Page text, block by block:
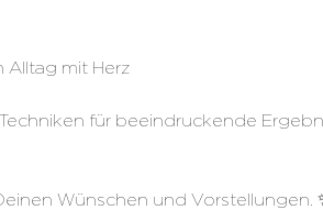
Alltag mit Herz
für beeindruckende
Wünschen und Vorstellungen.